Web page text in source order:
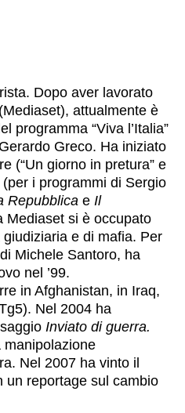
Dopo aver lavorato
attualmente è
programma “Viva l’Italia”
Greco. Ha iniziato
(“Un giorno in pretura” e
i programmi di Sergio
Repubblica e Il
Mediaset si è occupato
e di mafia. Per
Michele Santoro, ha
nel ’99.
in Afghanistan, in Iraq,
Nel 2004 ha
Inviato di guerra.
manipolazione
Nel 2007 ha vinto il
un reportage sul cambio